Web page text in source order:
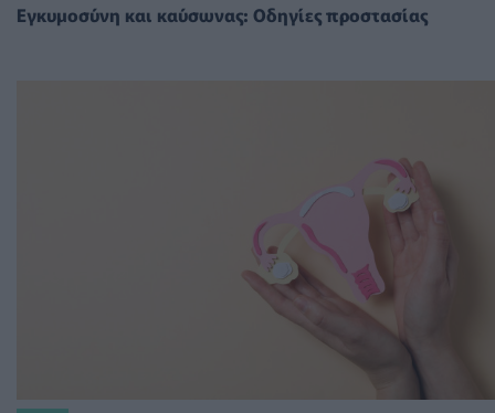
Εγκυμοσύνη και καύσωνας: Οδηγίες προστασίας